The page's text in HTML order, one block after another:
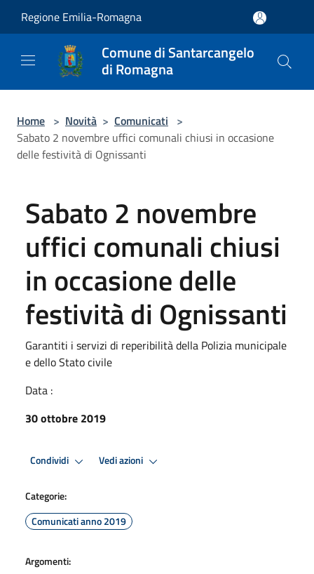
Regione Emilia-Romagna
Comune di Santarcangelo
di Romagna
Home > Novità > Comunicati >
Sabato 2 novembre uffici comunali chiusi in occasione
delle festività di Ognissanti
Sabato 2 novembre
uffici comunali chiusi
in occasione delle
festività di Ognissanti
Garantiti i servizi di reperibilità della Polizia municipale
e dello Stato civile
Data :
30 ottobre 2019
Condividi Vedi azioni
Categorie:
Comunicati anno 2019
Argomenti: